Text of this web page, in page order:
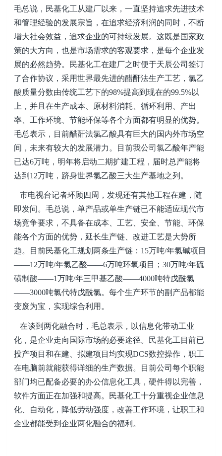
毛总说，民基化工从建厂以来，一直坚持追求先进技术
和管理经验的发展宗旨，在追求经济利润的同时，不断
增大社会效益，追求企业的可持续发展。这既是国家政
策的大方向，也是市场需求的客观要求，是每个企业发
展的必然趋势。民基化工在建厂之时便于天辰公司签订
了合作协议，采用世界最先进的醋酐法生产工艺，氯乙
酸质量分数由传统工艺下的98%提高到现在的99.5%以
上，并且在生产成本、原材料消耗、循环利用、产出
率、工作环境、节能环保等各个方面都有明显的优势。
毛总表示，目前醋酐法氯乙酸具有巨大的国内外市场空
间，未来有较大的发展潜力。目前我公司氯乙酸年产能
已达6万吨，明年将启动二期扩建工程，届时总产能将
达到12万吨，跻身世界氯乙酸三大生产基地之列。
市电视台记者环顾四周，发现还有其他工程在建，随
即发问。毛总说，单产品或单生产链已不能适应现代市
场竞争要求，不具备在成本、工艺、安全、节能、环保
能各个方面的优势，延长生产链、改进工艺是大势所
趋。目前民基化工规划两条生产链：15万吨/年氯碱项目
——12万吨/年氯乙酸——6万吨环氧项目；30万吨/年硫
磺制酸——1万吨/年三甲基乙酸——4000吨特戊酰氯
——3000吨氯代特戊酰氯。每个生产环节的副产品都能
变废为宝，实现综合利用。
在谈到两化融合时，毛总表示，以信息化带动工业
化，是企业走向国际市场的必要途径。民基化工目前已
投产项目和在建、拟建项目均实现DCS数控操作，职工
在电脑前就能获得详细的生产数据。目前公司每个职能
部门均已配备必要的办公信息化工具，硬件得以完善，
软件方面正在加强和提高。民基化工十分重视企业信息
化、自动化，降低劳动强度，改善工作环境，让职工和
企业都能受到企业两化融合的福利。